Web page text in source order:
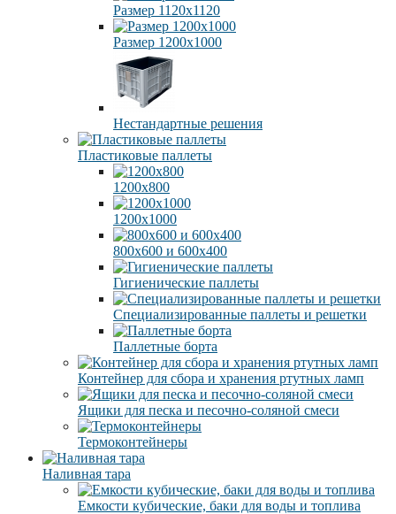
Размер 1120х1120
Размер 1200х1000
Нестандартные решения
Пластиковые паллеты
1200х800
1200х1000
800х600 и 600х400
Гигиенические паллеты
Специализированные паллеты и решетки
Паллетные борта
Контейнер для сбора и хранения ртутных ламп
Ящики для песка и песочно-соляной смеси
Термоконтейнеры
Наливная тара
Емкости кубические, баки для воды и топлива